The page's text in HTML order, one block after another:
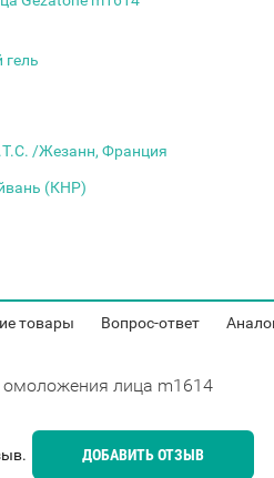
/Жезанн, Франция
(КНР)
товары Вопрос-ответ
лица m1614
ДОБАВИТЬ ОТЗЫВ